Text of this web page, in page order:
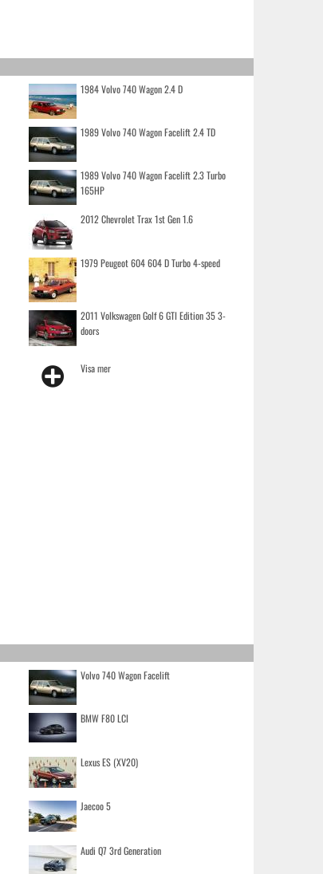
1984 Volvo 740 Wagon 2.4 D
1989 Volvo 740 Wagon Facelift 2.4 TD
1989 Volvo 740 Wagon Facelift 2.3 Turbo
165HP
2012 Chevrolet Trax 1st Gen 1.6
1979 Peugeot 604 604 D Turbo 4-speed
2011 Volkswagen Golf 6 GTI Edition 35 3-
doors
Visa mer
Volvo 740 Wagon Facelift
BMW F80 LCI
Lexus ES (XV20)
Jaecoo 5
Audi Q7 3rd Generation